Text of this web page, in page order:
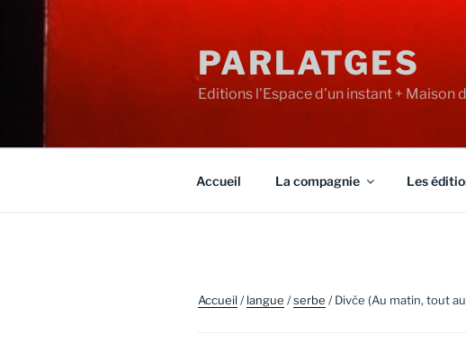
contenu
PARLATGES
Editions l'Espace d'un instant + Maison
Accueil La compagnie Les
Accueil/langue /serbe / Divče (Au matin, tout